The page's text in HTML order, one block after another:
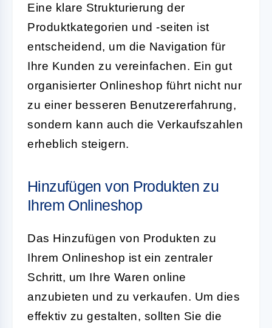
Eine klare Strukturierung der
Produktkategorien und -seiten ist
entscheidend, um die Navigation für
Ihre Kunden zu vereinfachen. Ein gut
organisierter Onlineshop führt nicht nur
zu einer besseren Benutzererfahrung,
sondern kann auch die Verkaufszahlen
erheblich steigern.
Hinzufügen von Produkten zu
Ihrem Onlineshop
Das Hinzufügen von Produkten zu
Ihrem Onlineshop ist ein zentraler
Schritt, um Ihre Waren online
anzubieten und zu verkaufen. Um dies
effektiv zu gestalten, sollten Sie die